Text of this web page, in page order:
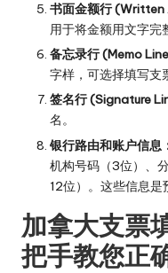
书面金额行 (Written
用于将金额用文字完
备忘录行 (Memo
字样，可选择填写支
签名行 (Signature
名。
银行路由和账户信息
机构号码（3位）、
12位）。这些信息是
加拿大支票
把手教您正